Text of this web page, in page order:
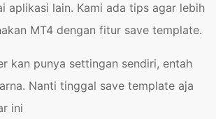
aplikasi lain. Kami ada tips agar lebih
MT4 dengan fitur save template.
kan punya settingan sendiri, entah
Nanti tinggal save template aja
ini